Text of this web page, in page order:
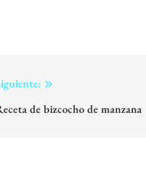
de bizcocho de manzana